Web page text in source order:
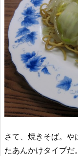
さて、焼きそば。
たあんかけタイプだ